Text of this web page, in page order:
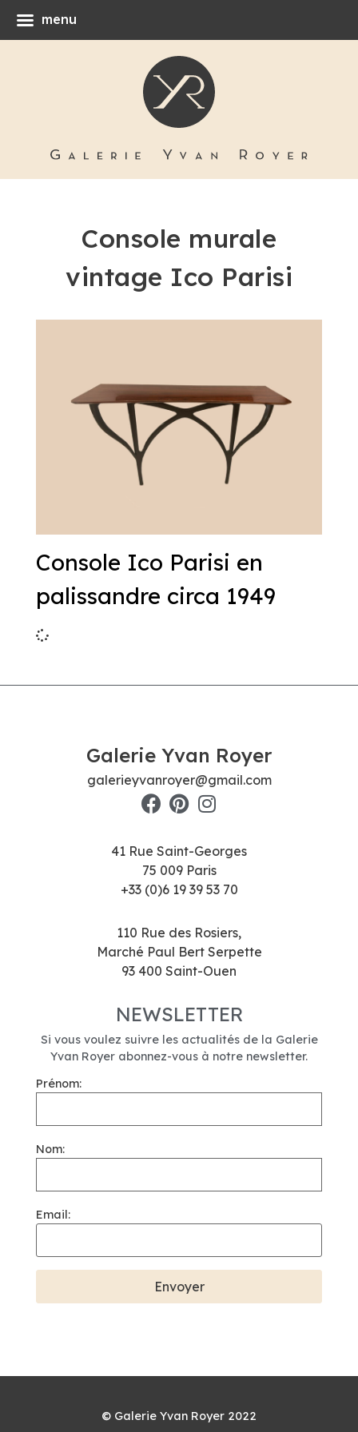
Console murale
vintage Ico Parisi
Console Ico Parisi en
palissandre circa 1949
Galerie Yvan Royer
galerieyvanroyer@gmail.com
41 Rue Saint-Georges
75 009 Paris
+33 (0)6 19 39 53 70
110 Rue des Rosiers,
Marché Paul Bert Serpette
93 400 Saint-Ouen
NEWSLETTER
Si vous voulez suivre les actualités de la Galerie
Yvan Royer abonnez-vous à notre newsletter.
Prénom:
Nom:
Email:
© Galerie Yvan Royer 2022
menu